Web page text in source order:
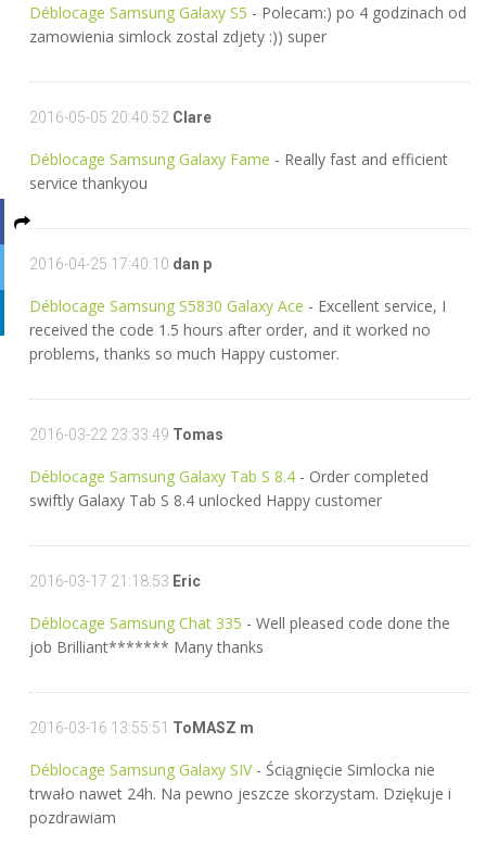
Déblocage Samsung Galaxy S5 - Polecam:) po 4 godzinach od
zamowienia simlock zostal zdjety :)) super
2016-05-05 20:40:52 Clare
Déblocage Samsung Galaxy Fame - Really fast and efficient
service thankyou
2016-04-25 17:40:10 dan p
Déblocage Samsung S5830 Galaxy Ace - Excellent service, I
received the code 1.5 hours after order, and it worked no
problems, thanks so much Happy customer.
2016-03-22 23:33:49 Tomas
Déblocage Samsung Galaxy Tab S 8.4 - Order completed
swiftly Galaxy Tab S 8.4 unlocked Happy customer
2016-03-17 21:18:53 Eric
Déblocage Samsung Chat 335 - Well pleased code done the
job Brilliant******* Many thanks
2016-03-16 13:55:51 ToMASZ m
Déblocage Samsung Galaxy SIV- Ściągnięcie Simlocka nie
trwało nawet 24h. Na pewno jeszcze skorzystam. Dziękuje i
pozdrawiam